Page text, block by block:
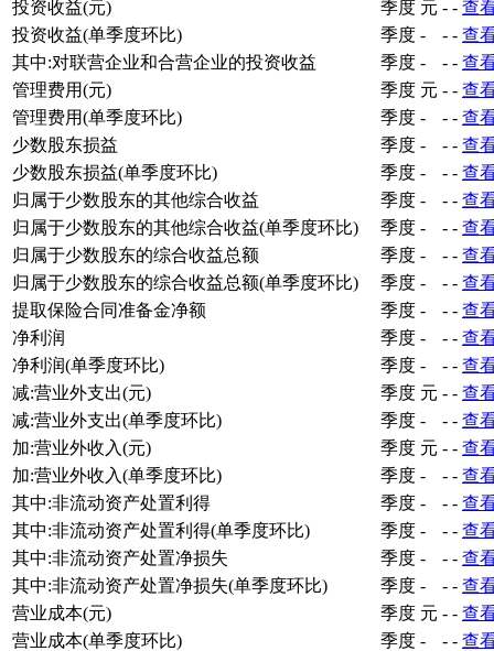
投资收益(元) 季度 元 - - 查
投资收益(单季度环比)
季度 - - - 查
其中:对联营企业和合营企业的投资收益
季度 - - - 查
管理费用(元)
季度 元 - - 查
管理费用(单季度环比)
季度 - - - 查
少数股东损益
季度 - - - 查
少数股东损益(单季度环比)
季度 - - - 查
归属于少数股东的其他综合收益
季度 - - - 查
归属于少数股东的其他综合收益(单季度环比)
季度 - - - 查
归属于少数股东的综合收益总额
季度 - - - 查
归属于少数股东的综合收益总额(单季度环比)
季度 - - - 查
提取保险合同准备金净额
季度 - - - 查
净利润
季度 - - - 查
净利润(单季度环比)
季度 - - - 查
减:营业外支出(元)
季度 元 - - 查
减:营业外支出(单季度环比)
季度 - - - 查
加:营业外收入(元)
季度 元 - - 查
加:营业外收入(单季度环比)
季度 - - - 查
其中:非流动资产处置利得
季度 - - - 查
其中:非流动资产处置利得(单季度环比)
季度 - - - 查
其中:非流动资产处置净损失
季度 - - - 查
其中:非流动资产处置净损失(单季度环比)
季度 - - - 查
营业成本(元)
季度 元 - - 查
营业成本(单季度环比)
季度 - - - 查